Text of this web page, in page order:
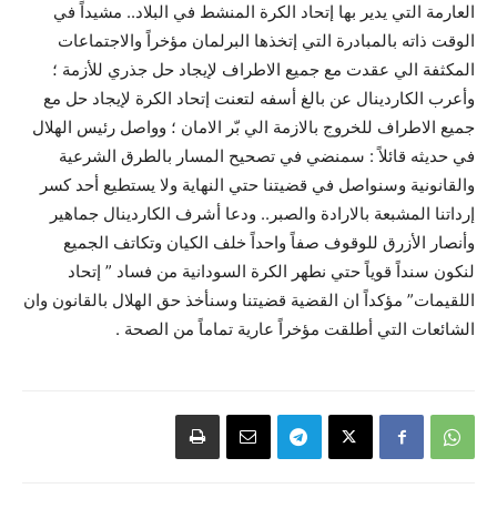
العارمة التي يدير بها إتحاد الكرة المنشط في البلاد.. مشيداً في
الوقت ذاته بالمبادرة التي إتخذها البرلمان مؤخراً والاجتماعات
المكثفة الي عقدت مع جميع الاطراف لإيجاد حل جذري للأزمة ؛
وأعرب الكاردينال عن بالغ أسفه لتعنت إتحاد الكرة لإيجاد حل مع
جميع الاطراف للخروج بالازمة الي بّر الامان ؛ وواصل رئيس الهلال
في حديثه قائلاً : سمنضي في تصحيح المسار بالطرق الشرعية
والقانونية وسنواصل في قضيتنا حتي النهاية ولا يستطيع أحد كسر
إرداتنا المشبعة بالارادة والصبر.. ودعا أشرف الكاردينال جماهير
وأنصار الأزرق للوقوف صفاً واحداً خلف الكيان وتكاتف الجميع
لنكون سنداً قوياً حتي نطهر الكرة السودانية من فساد ” إتحاد
اللقيمات” مؤكداً ان القضية قضيتنا وسنأخذ حق الهلال بالقانون وان
الشائعات التي أطلقت مؤخراً عارية تماماً من الصحة .